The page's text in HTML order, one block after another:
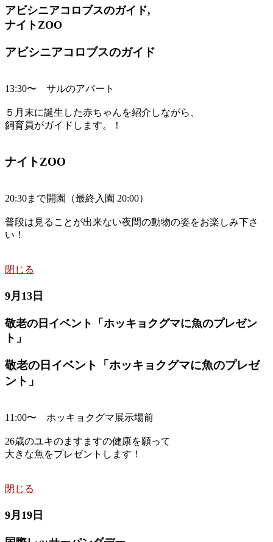
アビシニアコロブスのガイド,
ナイトZOO
アビシニアコロブスのガイド
13:30〜 サルのアパート
５月末に誕生した赤ちゃんを紹介しながら、
飼育員がガイドします。！
ナイトZOO
20:30まで開園（最終入園 20:00）
普段は見ることが出来ない夜間の動物の姿をお楽しみ下さ
い！
閉じる
9月13日
敬老の日イベント「ホッキョクグマに魚のプレゼン
ト」
敬老の日イベント「ホッキョクグマに魚のプレゼ
ント」
11:00〜 ホッキョクグマ展示場前
26歳のユキのますますの健康を願って
大きな魚をプレゼントします！
閉じる
9月19日